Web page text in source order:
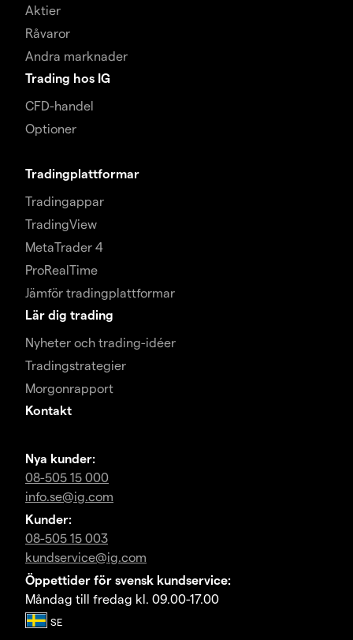
Aktier
Råvaror
Andra marknader
Trading hos IG
CFD-handel
Optioner
Tradingplattformar
Tradingappar
TradingView
MetaTrader 4
ProRealTime
Jämför tradingplattformar
Lär dig trading
Nyheter och trading-idéer
Tradingstrategier
Morgonrapport
Kontakt
Nya kunder:
08-505 15 000
info.se@ig.com
Kunder:
08-505 15 003
kundservice@ig.com
Öppettider för svensk kundservice:
Måndag till fredag kl. 09.00-17.00